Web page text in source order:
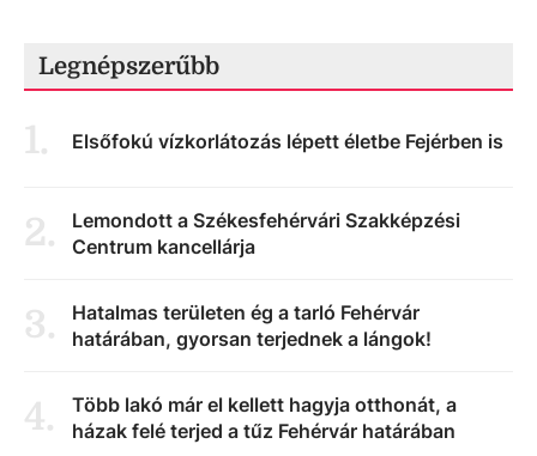
Legnépszerűbb
1. Elsőfokú vízkorlátozás lépett életbe Fejérben is
2.
Lemondott a Székesfehérvári Szakképzési
Centrum kancellárja
3.
Hatalmas területen ég a tarló Fehérvár
határában, gyorsan terjednek a lángok!
4.
Több lakó már el kellett hagyja otthonát, a
házak felé terjed a tűz Fehérvár határában